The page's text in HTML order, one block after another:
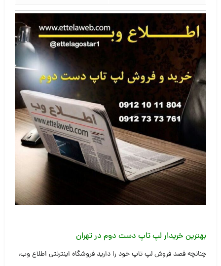
بهترین خریدار لپ تاپ دست دوم در تهران
چنانچه قصد فروش لپ تاپ خود را دارید فروشگاه اینترنتی اطلاع وب،